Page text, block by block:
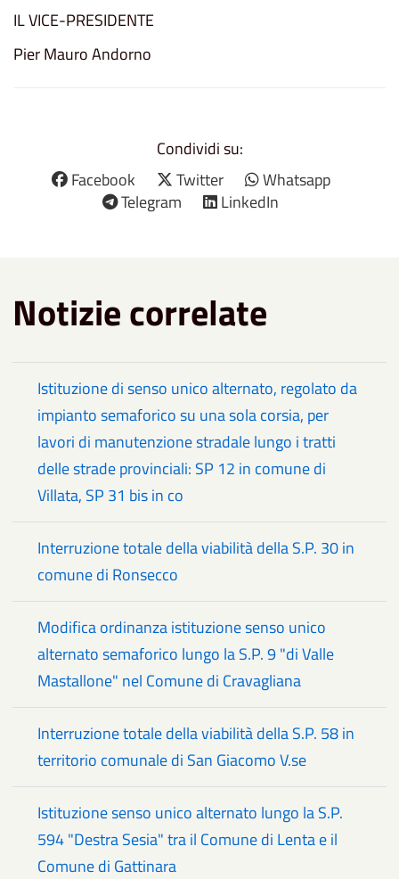
IL VICE-PRESIDENTE
Pier Mauro Andorno
Condividi su:
Facebook
Twitter
Whatsapp
Telegram
LinkedIn
Notizie correlate
Istituzione di senso unico alternato, regolato da
impianto semaforico su una sola corsia, per
lavori di manutenzione stradale lungo i tratti
delle strade provinciali: SP 12 in comune di
Villata, SP 31 bis in co
Interruzione totale della viabilità della S.P. 30 in
comune di Ronsecco
Modifica ordinanza istituzione senso unico
alternato semaforico lungo la S.P. 9 "di Valle
Mastallone" nel Comune di Cravagliana
Interruzione totale della viabilità della S.P. 58 in
territorio comunale di San Giacomo V.se
Istituzione senso unico alternato lungo la S.P.
594 "Destra Sesia" tra il Comune di Lenta e il
Comune di Gattinara